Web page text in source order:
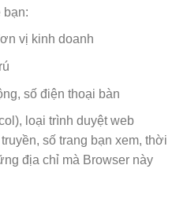
bạn:
vị kinh doanh
số điện thoại bàn
loại trình duyệt web
số trang bạn xem, thời
địa chỉ mà Browser này